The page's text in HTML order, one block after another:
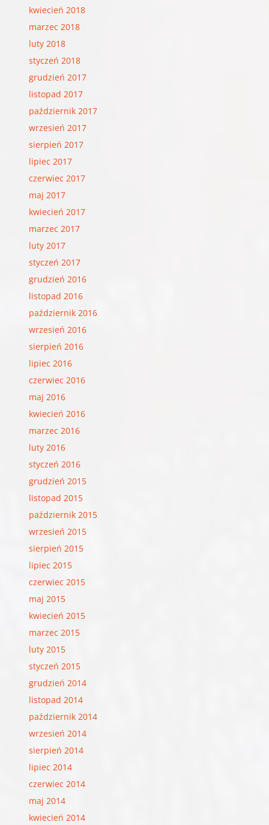
kwiecień 2018
marzec 2018
luty 2018
styczeń 2018
grudzień 2017
listopad 2017
październik 2017
wrzesień 2017
sierpień 2017
lipiec 2017
czerwiec 2017
maj 2017
kwiecień 2017
marzec 2017
luty 2017
styczeń 2017
grudzień 2016
listopad 2016
październik 2016
wrzesień 2016
sierpień 2016
lipiec 2016
czerwiec 2016
maj 2016
kwiecień 2016
marzec 2016
luty 2016
styczeń 2016
grudzień 2015
listopad 2015
październik 2015
wrzesień 2015
sierpień 2015
lipiec 2015
czerwiec 2015
maj 2015
kwiecień 2015
marzec 2015
luty 2015
styczeń 2015
grudzień 2014
listopad 2014
październik 2014
wrzesień 2014
sierpień 2014
lipiec 2014
czerwiec 2014
maj 2014
kwiecień 2014